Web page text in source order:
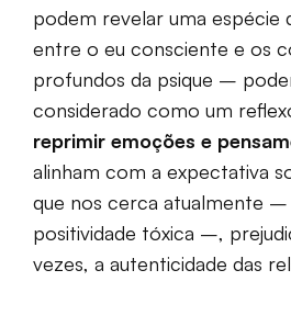
podem revelar uma espécie
entre o eu consciente e os
profundos da psique –
considerado como um
reprimir emoções e
alinham com a expectativa
que nos cerca atualmente –
positividade tóxica –,
vezes, a autenticidade das